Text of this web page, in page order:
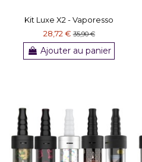
Kit Luxe X2 - Vaporesso
28,72 €35,90 €
Ajouter au panier